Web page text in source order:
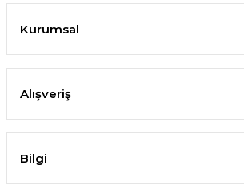
Kurumsal
Alışveriş
Bilgi